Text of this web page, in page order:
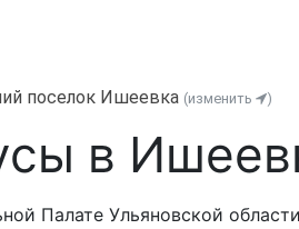
поселок Ишеевка (изменить )
в
Палате Ульяновской